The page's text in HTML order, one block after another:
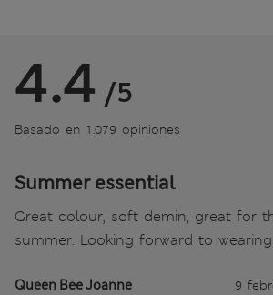
4.4 /5
Basado en 1.079 opiniones
Summer essential
Great colour, soft demin, great for
summer. Looking forward to
Queen Bee Joanne 9